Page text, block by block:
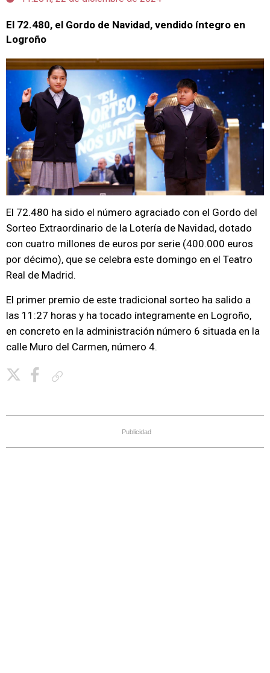
El 72.480, el Gordo de Navidad, vendido íntegro en
Logroño
El 72.480 ha sido el número agraciado con el Gordo del
Sorteo Extraordinario de la Lotería de Navidad, dotado
con cuatro millones de euros por serie (400.000 euros
por décimo), que se celebra este domingo en el Teatro
Real de Madrid.
El primer premio de este tradicional sorteo ha salido a
las 11:27 horas y ha tocado íntegramente en Logroño,
en concreto en la administración número 6 situada en la
calle Muro del Carmen, número 4.
Publicidad